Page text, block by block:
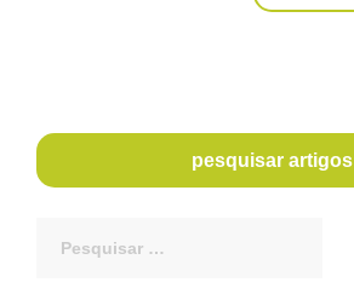
pesquisar artigos
por: